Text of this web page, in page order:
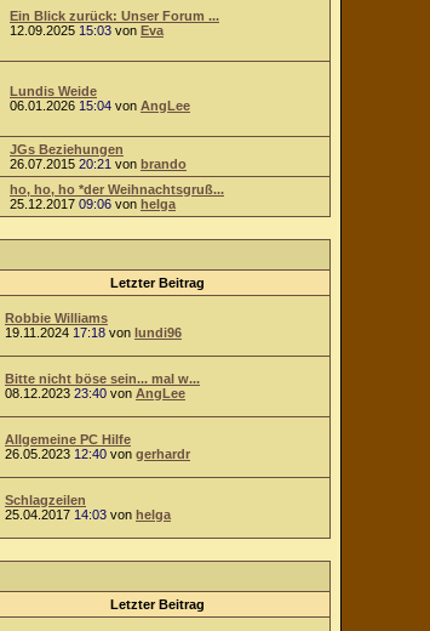
Ein Blick zurück: Unser Forum ...
12.09.2025 15:03 von Eva
Lundis Weide
06.01.2026 15:04 von AngLee
JGs Beziehungen
26.07.2015 20:21 von brando
ho, ho, ho *der Weihnachtsgruß...
25.12.2017 09:06 von helga
Letzter Beitrag
Robbie Williams
19.11.2024 17:18 von lundi96
Bitte nicht böse sein... mal w...
08.12.2023 23:40 von AngLee
Allgemeine PC Hilfe
26.05.2023 12:40 von gerhardr
Schlagzeilen
25.04.2017 14:03 von helga
Letzter Beitrag